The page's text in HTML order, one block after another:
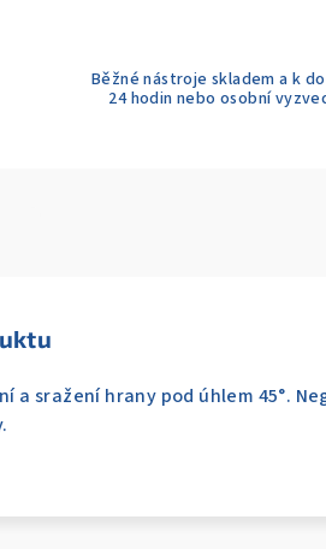
Běžné nástroje skladem a k
24 hodin nebo osobní
a sražení hrany pod úhlem 45°.